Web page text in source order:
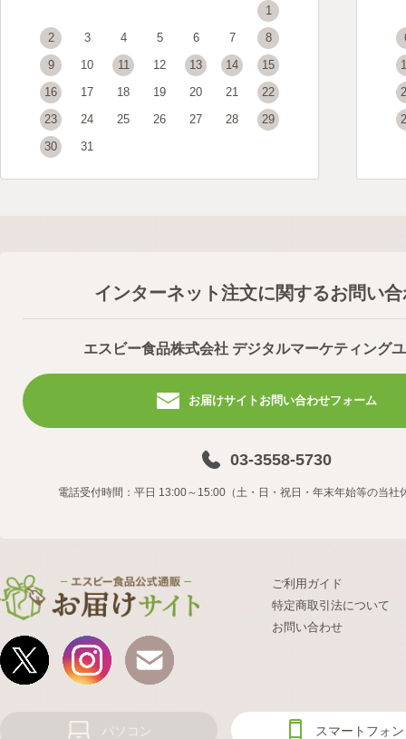
1
2
3 4 5 6 7
8
9
10 11 12 13 14
15
16
17 18 19 20 21
22
23
24 25 26 27 28
29
30
31
インターネット注文に関するお問い
エスビー食品株式会社 デジタルマーケティング
お届けサイトお問い合わせフォーム
03-3558-5730
電話受付時間：平日 13:00～15:00（土・日・祝日・年末年始等の当社
ご利用ガイド
特定商取引法について
お問い合わせ
パソコン スマートフォン